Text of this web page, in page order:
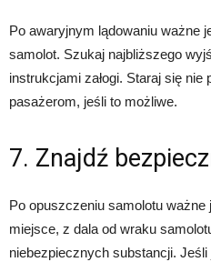
Po awaryjnym lądowaniu ważne
samolot. Szukaj najbliższego
instrukcjami załogi. Staraj się
pasażerom, jeśli to możliwe.
7. Znajdź
Po opuszczeniu samolotu
miejsce, z dala od wraku
niebezpiecznych substancji.